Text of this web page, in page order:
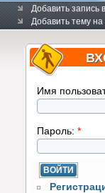
Добавить запись
Добавить тему
Имя
Пароль: *